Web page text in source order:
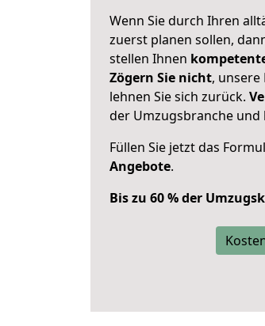
Wenn Sie durch Ihren
zuerst planen sollen,
stellen Ihnen
Zögern Sie nicht,
lehnen Sie sich zurück.
der Umzugsbranche und
Füllen Sie jetzt das
Angebote.
Bis zu 60 % der